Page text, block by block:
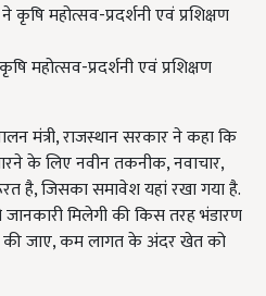
महोत्सव-प्रदर्शनी एवं प्रशिक्षण
मंत्री, राजस्थान सरकार ने कहा कि
के लिए नवीन तकनीक, नवाचार,
है, जिसका समावेश यहां रखा गया है.
मिलेगी की किस तरह भंडारण
की जाए, कम लागत के अंदर खेत को